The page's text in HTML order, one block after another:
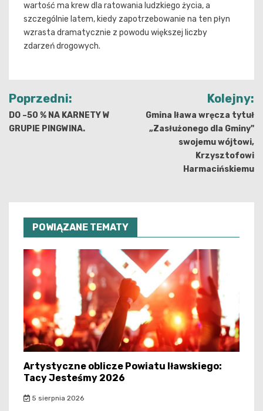
wartość ma krew dla ratowania ludzkiego życia, a
szczególnie latem, kiedy zapotrzebowanie na ten płyn
wzrasta dramatycznie z powodu większej liczby
zdarzeń drogowych.
Nawigacja
wpisu
Poprzedni:
DO –50 % NA KARNETY W
GRUPIE PINGWINA.
Kolejny:
Gmina Iława wręcza tytuł
„Zasłużonego dla Gminy"
swojemu wójtowi,
Krzysztofowi
Harmacińskiemu
POWIĄZANE TEMATY
Artystyczne oblicze Powiatu Iławskiego:
Tacy Jesteśmy 2026
5 sierpnia 2026